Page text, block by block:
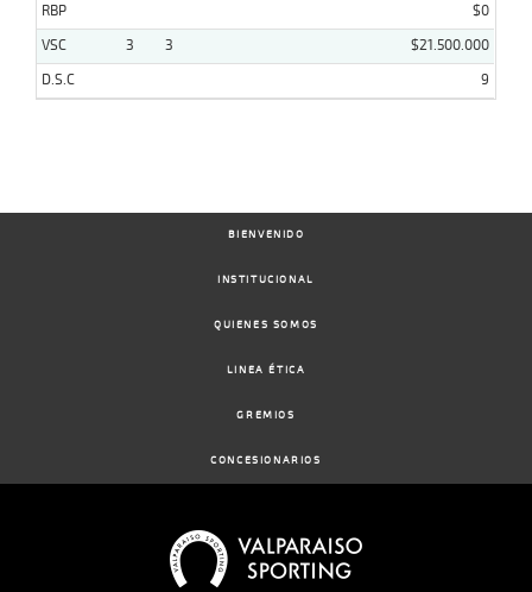
RBP
$0
VSC
3 3
$21.500.000
D.S.C
9
BIENVENIDO
INSTITUCIONAL
QUIENES SOMOS
LINEA ÉTICA
GREMIOS
CONCESIONARIOS